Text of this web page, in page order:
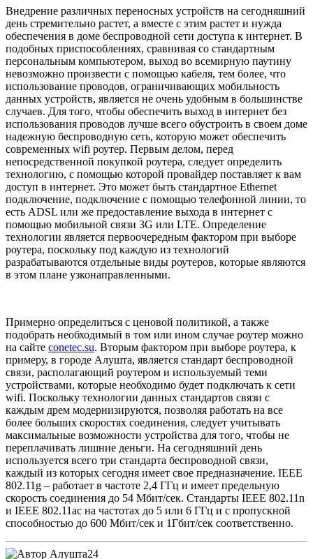
Внедрение различных переносных устройств на сегодняшний
день стремительно растет, а вместе с этим растет и нужда
обеспечения в доме беспроводной сети доступа к интернет. В
подобных приспособлениях, сравнивая со стандартным
персональным компьютером, выход во всемирную паутину
невозможно произвести с помощью кабеля, тем более, что
использование проводов, ограничивающих мобильность
данных устройств, является не очень удобным в большинстве
случаев. Для того, чтобы обеспечить выход в интернет без
использования проводов лучше всего обустроить в своем доме
надежную беспроводную сеть, которую может обеспечить
современных wifi роутер. Первым делом, перед
непосредственной покупкой роутера, следует определить
технологию, с помощью которой провайдер поставляет к вам
доступ в интернет. Это может быть стандартное Ethernet
подключение, подключение с помощью телефонной линии, то
есть ADSL или же предоставление выхода в интернет с
помощью мобильной связи 3G или LTE. Определение
технологии является первоочередным фактором при выборе
роутера, поскольку под каждую из технологий
разрабатываются отдельные виды роутеров, которые являются
в этом плане узконаправленными.
Примерно определиться с ценовой политикой, а также
подобрать необходимый в том или ином случае роутер можно
на сайте conetec.su. Вторым фактором при выборе роутера, к
примеру, в городе Алушта, является стандарт беспроводной
связи, располагающий роутером и используемый теми
устройствами, которые необходимо будет подключать к сети
wifi. Поскольку технологии данных стандартов связи с
каждым дрем модернизируются, позволяя работать на все
более больших скоростях соединения, следует учитывать
максимальные возможности устройства для того, чтобы не
переплачивать лишние деньги. На сегодняшний день
используется всего три стандарта беспроводной связи,
каждый из которых сегодня имеет свое предназначение. IEEE
802.11g – работает в частоте 2,4 ГГц и имеет предельную
скорость соединения до 54 Мбит/сек. Стандарты IEEE 802.11n
и IEEE 802.11ac на частотах до 5 или 6 ГГц и с пропускной
способностью до 600 Мбит/сек и 1Гбит/сек соответственно.